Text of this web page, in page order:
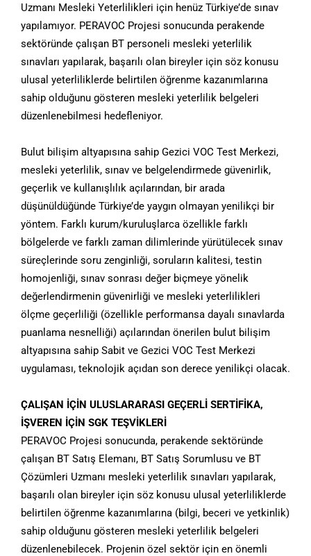
Uzmanı Mesleki Yeterlilikleri için henüz Türkiye’de sınav
yapılamıyor. PERAVOC Projesi sonucunda perakende
sektöründe çalışan BT personeli mesleki yeterlilik
sınavları yapılarak, başarılı olan bireyler için söz konusu
ulusal yeterliliklerde belirtilen öğrenme kazanımlarına
sahip olduğunu gösteren mesleki yeterlilik belgeleri
düzenlenebilmesi hedefleniyor.
Bulut bilişim altyapısına sahip Gezici VOC Test Merkezi,
mesleki yeterlilik, sınav ve belgelendirmede güvenirlik,
geçerlik ve kullanışlılık açılarından, bir arada
düşünüldüğünde Türkiye’de yaygın olmayan yenilikçi bir
yöntem. Farklı kurum/kuruluşlarca özellikle farklı
bölgelerde ve farklı zaman dilimlerinde yürütülecek sınav
süreçlerinde soru zenginliği, soruların kalitesi, testin
homojenliği, sınav sonrası değer biçmeye yönelik
değerlendirmenin güvenirliği ve mesleki yeterlilikleri
ölçme geçerliliği (özellikle performansa dayalı sınavlarda
puanlama nesnelliği) açılarından önerilen bulut bilişim
altyapısına sahip Sabit ve Gezici VOC Test Merkezi
uygulaması, teknolojik açıdan son derece yenilikçi olacak.
ÇALIŞAN İÇİN ULUSLARARASI GEÇERLİ SERTİFİKA,
İŞVEREN İÇİN SGK TEŞVİKLERİ
PERAVOC Projesi sonucunda, perakende sektöründe
çalışan BT Satış Elemanı, BT Satış Sorumlusu ve BT
Çözümleri Uzmanı mesleki yeterlilik sınavları yapılarak,
başarılı olan bireyler için söz konusu ulusal yeterliliklerde
belirtilen öğrenme kazanımlarına (bilgi, beceri ve yetkinlik)
sahip olduğunu gösteren mesleki yeterlilik belgeleri
düzenlenebilecek. Projenin özel sektör için en önemli